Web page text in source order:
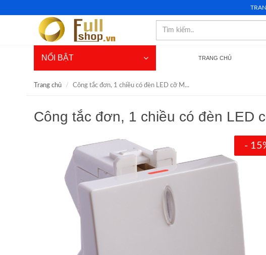
NỔI BẬT TRANG CHỦ
Trang chủ Công tắc đơn, 1 chiều có đèn LED cỡ M...
Công tắc đơn, 1 chiều có đèn LED
-